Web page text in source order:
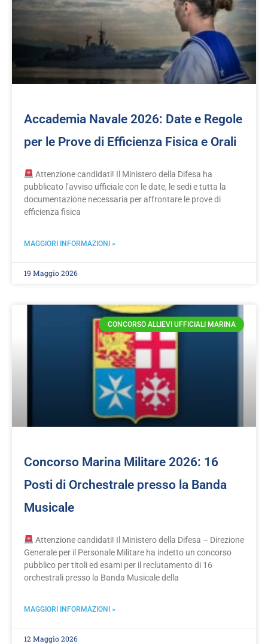
Accademia Navale 2026: Date e Regole
per le Prove di Efficienza Fisica e Orali
Attenzione candidati! Il Ministero della Difesa ha
pubblicato l’avviso ufficiale con le date, le sedi e tutta la
documentazione necessaria per affrontare le prove di
efficienza fisica
MAGGIORI INFORMAZIONI »
19 Maggio 2026
CONCORSO ALLIEVI UFFICIALI MARINA
Concorso Marina Militare 2026: 16
Posti di Orchestrale presso la Banda
Musicale
Attenzione candidati! Il Ministero della Difesa – Direzione
Generale per il Personale Militare ha indetto un concorso
pubblico per titoli ed esami per il reclutamento di 16
orchestrali presso la Banda Musicale della
MAGGIORI INFORMAZIONI »
12 Maggio 2026